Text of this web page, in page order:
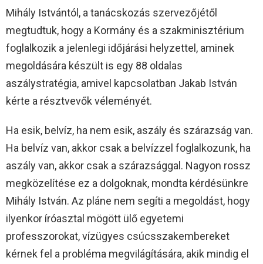
Mihály Istvántól, a tanácskozás szervezőjétől
megtudtuk, hogy a Kormány és a szakminisztérium
foglalkozik a jelenlegi időjárási helyzettel, aminek
megoldására készült is egy 88 oldalas
aszálystratégia, amivel kapcsolatban Jakab István
kérte a résztvevők véleményét.
Ha esik, belvíz, ha nem esik, aszály és szárazság van.
Ha belvíz van, akkor csak a belvízzel foglalkozunk, ha
aszály van, akkor csak a szárazsággal. Nagyon rossz
megközelítése ez a dolgoknak, mondta kérdésünkre
Mihály István. Az pláne nem segíti a megoldást, hogy
ilyenkor íróasztal mögött ülő egyetemi
professzorokat, vízügyes csúcsszakembereket
kérnek fel a probléma megvilágítására, akik mindig el